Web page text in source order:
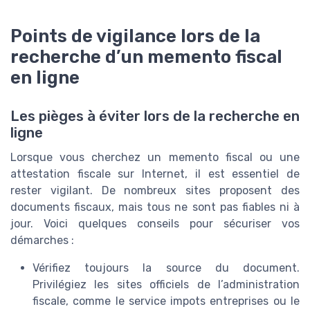
Points de vigilance lors de la
recherche d’un memento fiscal
en ligne
Les pièges à éviter lors de la recherche en
ligne
Lorsque vous cherchez un memento fiscal ou une
attestation fiscale sur Internet, il est essentiel de
rester vigilant. De nombreux sites proposent des
documents fiscaux, mais tous ne sont pas fiables ni à
jour. Voici quelques conseils pour sécuriser vos
démarches :
Vérifiez toujours la source du document.
Privilégiez les sites officiels de l’administration
fiscale, comme le service impots entreprises ou le